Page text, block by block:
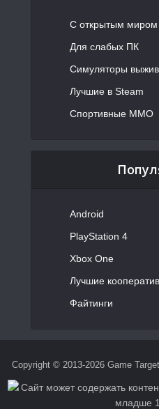
С открытым миром
Для слабых ПК
Симуляторы
Лучшие в Steam
Спортивные MMO
Android
PlayStation 4
Xbox One
Лучшие
Файтинги
Copyright © 2013-2026 Game